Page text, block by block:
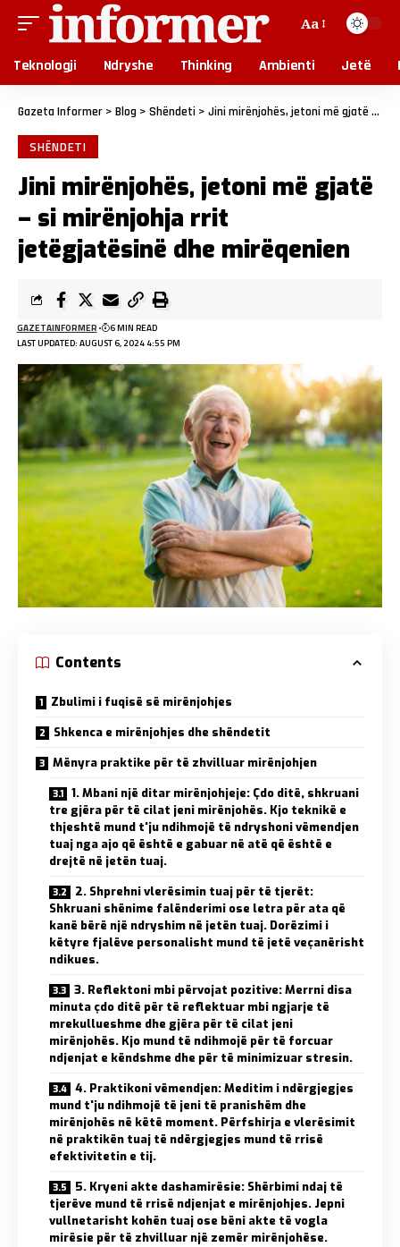
Aa
Teknologji Ndryshe Thinking Ambienti Jetë
Gazeta Informer > Blog > Shëndeti > Jini mirënjohës, jetoni më gjatë – si mirënjohja rrit jetëgjatësinë dhe mirëqenien
SHËNDETI
Jini mirënjohës, jetoni më gjatë
– si mirënjohja rrit
jetëgjatësinë dhe mirëqenien
LAST UPDATED: AUGUST 6, 2024 4:55 PM
GAZETAINFORMER 6 MIN READ
Contents
Zbulimi i fuqisë së mirënjohjes
Shkenca e mirënjohjes dhe shëndetit
Mënyra praktike për të zhvilluar mirënjohjen
1. Mbani një ditar mirënjohjeje: Çdo ditë, shkruani
tre gjëra për të cilat jeni mirënjohës. Kjo teknikë e
thjeshtë mund t'ju ndihmojë të ndryshoni vëmendjen
tuaj nga ajo që është e gabuar në atë që është e
drejtë në jetën tuaj.
2. Shprehni vlerësimin tuaj për të tjerët:
Shkruani shënime falënderimi ose letra për ata që
kanë bërë një ndryshim në jetën tuaj. Dorëzimi i
këtyre fjalëve personalisht mund të jetë veçanërisht
ndikues.
3. Reflektoni mbi përvojat pozitive: Merrni disa
minuta çdo ditë për të reflektuar mbi ngjarje të
mrekullueshme dhe gjëra për të cilat jeni
mirënjohës. Kjo mund të ndihmojë për të forcuar
ndjenjat e këndshme dhe për të minimizuar stresin.
4. Praktikoni vëmendjen: Meditim i ndërgjegjes
mund t'ju ndihmojë të jeni të pranishëm dhe
mirënjohës në këtë moment. Përfshirja e vlerësimit
në praktikën tuaj të ndërgjegjes mund të rrisë
efektivitetin e tij.
5. Kryeni akte dashamirësie: Shërbimi ndaj të
tjerëve mund të rrisë ndjenjat e mirënjohjes. Jepni
vullnetarisht kohën tuaj ose bëni akte të vogla
mirësie për të zhvilluar një zemër mirënjohëse.